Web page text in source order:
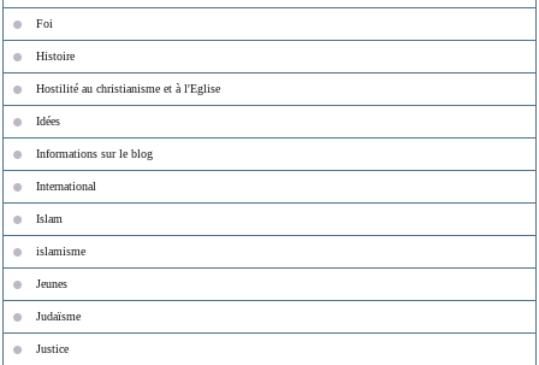
Foi
Histoire
Hostilité au christianisme et à l'Eglise
Idées
Informations sur le blog
International
Islam
islamisme
Jeunes
Judaïsme
Justice